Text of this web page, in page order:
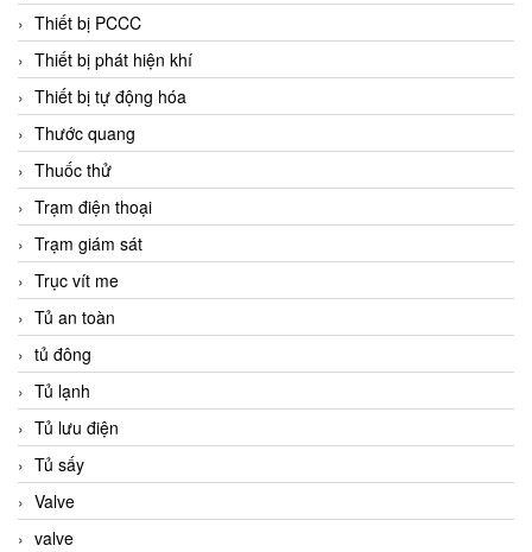
Thiết bị PCCC
Thiết bị phát hiện khí
Thiết bị tự động hóa
Thước quang
Thuốc thử
Trạm điện thoại
Trạm giám sát
Trục vít me
Tủ an toàn
tủ đông
Tủ lạnh
Tủ lưu điện
Tủ sấy
Valve
valve